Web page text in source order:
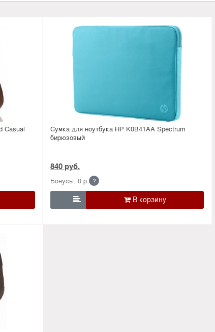
Casual
Сумка для ноутбука HP K0B41AA Spectrum
бирюзовый
840 руб.
Бонусы: 0 р. ?
